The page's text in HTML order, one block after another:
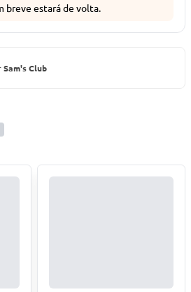
breve estará de volta.
Sam's Club